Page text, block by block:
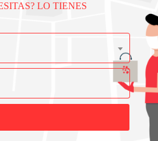
LO TIENES